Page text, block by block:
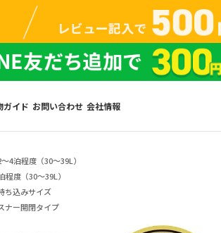
ガイド お問い合わせ 会社情報
4泊程度（30～39L）
程度（30～39L）
ち込みサイズ
ナー開閉タイプ